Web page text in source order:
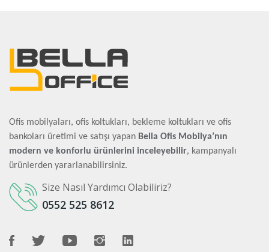
Ofis mobilyaları, ofis koltukları, bekleme koltukları ve ofis
bankoları üretimi ve satışı yapan Bella Ofis Mobilya’nın
modern ve konforlu ürünlerini inceleyebilir, kampanyalı
ürünlerden yararlanabilirsiniz.
Size Nasıl Yardımcı Olabiliriz?
0552 525 8612